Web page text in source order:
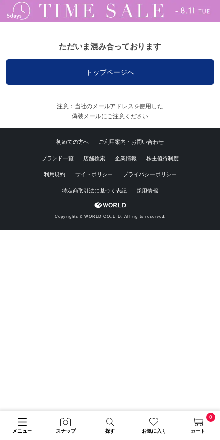
メニュー スナップ 探す お気に入り カート
0
ただいま混み合っております
トップページへ
注意：当社のメールアドレスを使用した
偽装メールにご注意ください
初めての方へ ご利用案内・お問い合わせ
ブランド一覧 店舗検索 企業情報 株主優待制度
利用規約 サイトポリシー プライバシーポリシー
特定商取引法に基づく表記 採用情報
Copyrights © WORLD CO.,LTD. All rights reserved.